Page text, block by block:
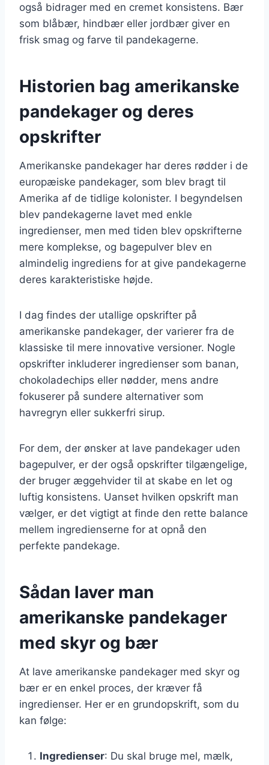
også bidrager med en cremet konsistens. Bær
som blåbær, hindbær eller jordbær giver en
frisk smag og farve til pandekagerne.
Historien bag amerikanske
pandekager og deres
opskrifter
Amerikanske pandekager har deres rødder i de
europæiske pandekager, som blev bragt til
Amerika af de tidlige kolonister. I begyndelsen
blev pandekagerne lavet med enkle
ingredienser, men med tiden blev opskrifterne
mere komplekse, og bagepulver blev en
almindelig ingrediens for at give pandekagerne
deres karakteristiske højde.
I dag findes der utallige opskrifter på
amerikanske pandekager, der varierer fra de
klassiske til mere innovative versioner. Nogle
opskrifter inkluderer ingredienser som banan,
chokoladechips eller nødder, mens andre
fokuserer på sundere alternativer som
havregryn eller sukkerfri sirup.
For dem, der ønsker at lave pandekager uden
bagepulver, er der også opskrifter tilgængelige,
der bruger æggehvider til at skabe en let og
luftig konsistens. Uanset hvilken opskrift man
vælger, er det vigtigt at finde den rette balance
mellem ingredienserne for at opnå den
perfekte pandekage.
Sådan laver man
amerikanske pandekager
med skyr og bær
At lave amerikanske pandekager med skyr og
bær er en enkel proces, der kræver få
ingredienser. Her er en grundopskrift, som du
kan følge:
Ingredienser: Du skal bruge mel, mælk,